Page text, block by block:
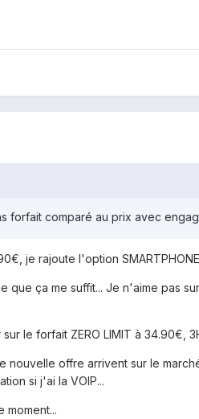
forfait comparé au prix avec
je rajoute l'option
ça me suffit... Je n'aime pas
le forfait ZERO LIMIT à 34.90€,
offre arrivent sur le
si j'ai la VOIP...
moment...